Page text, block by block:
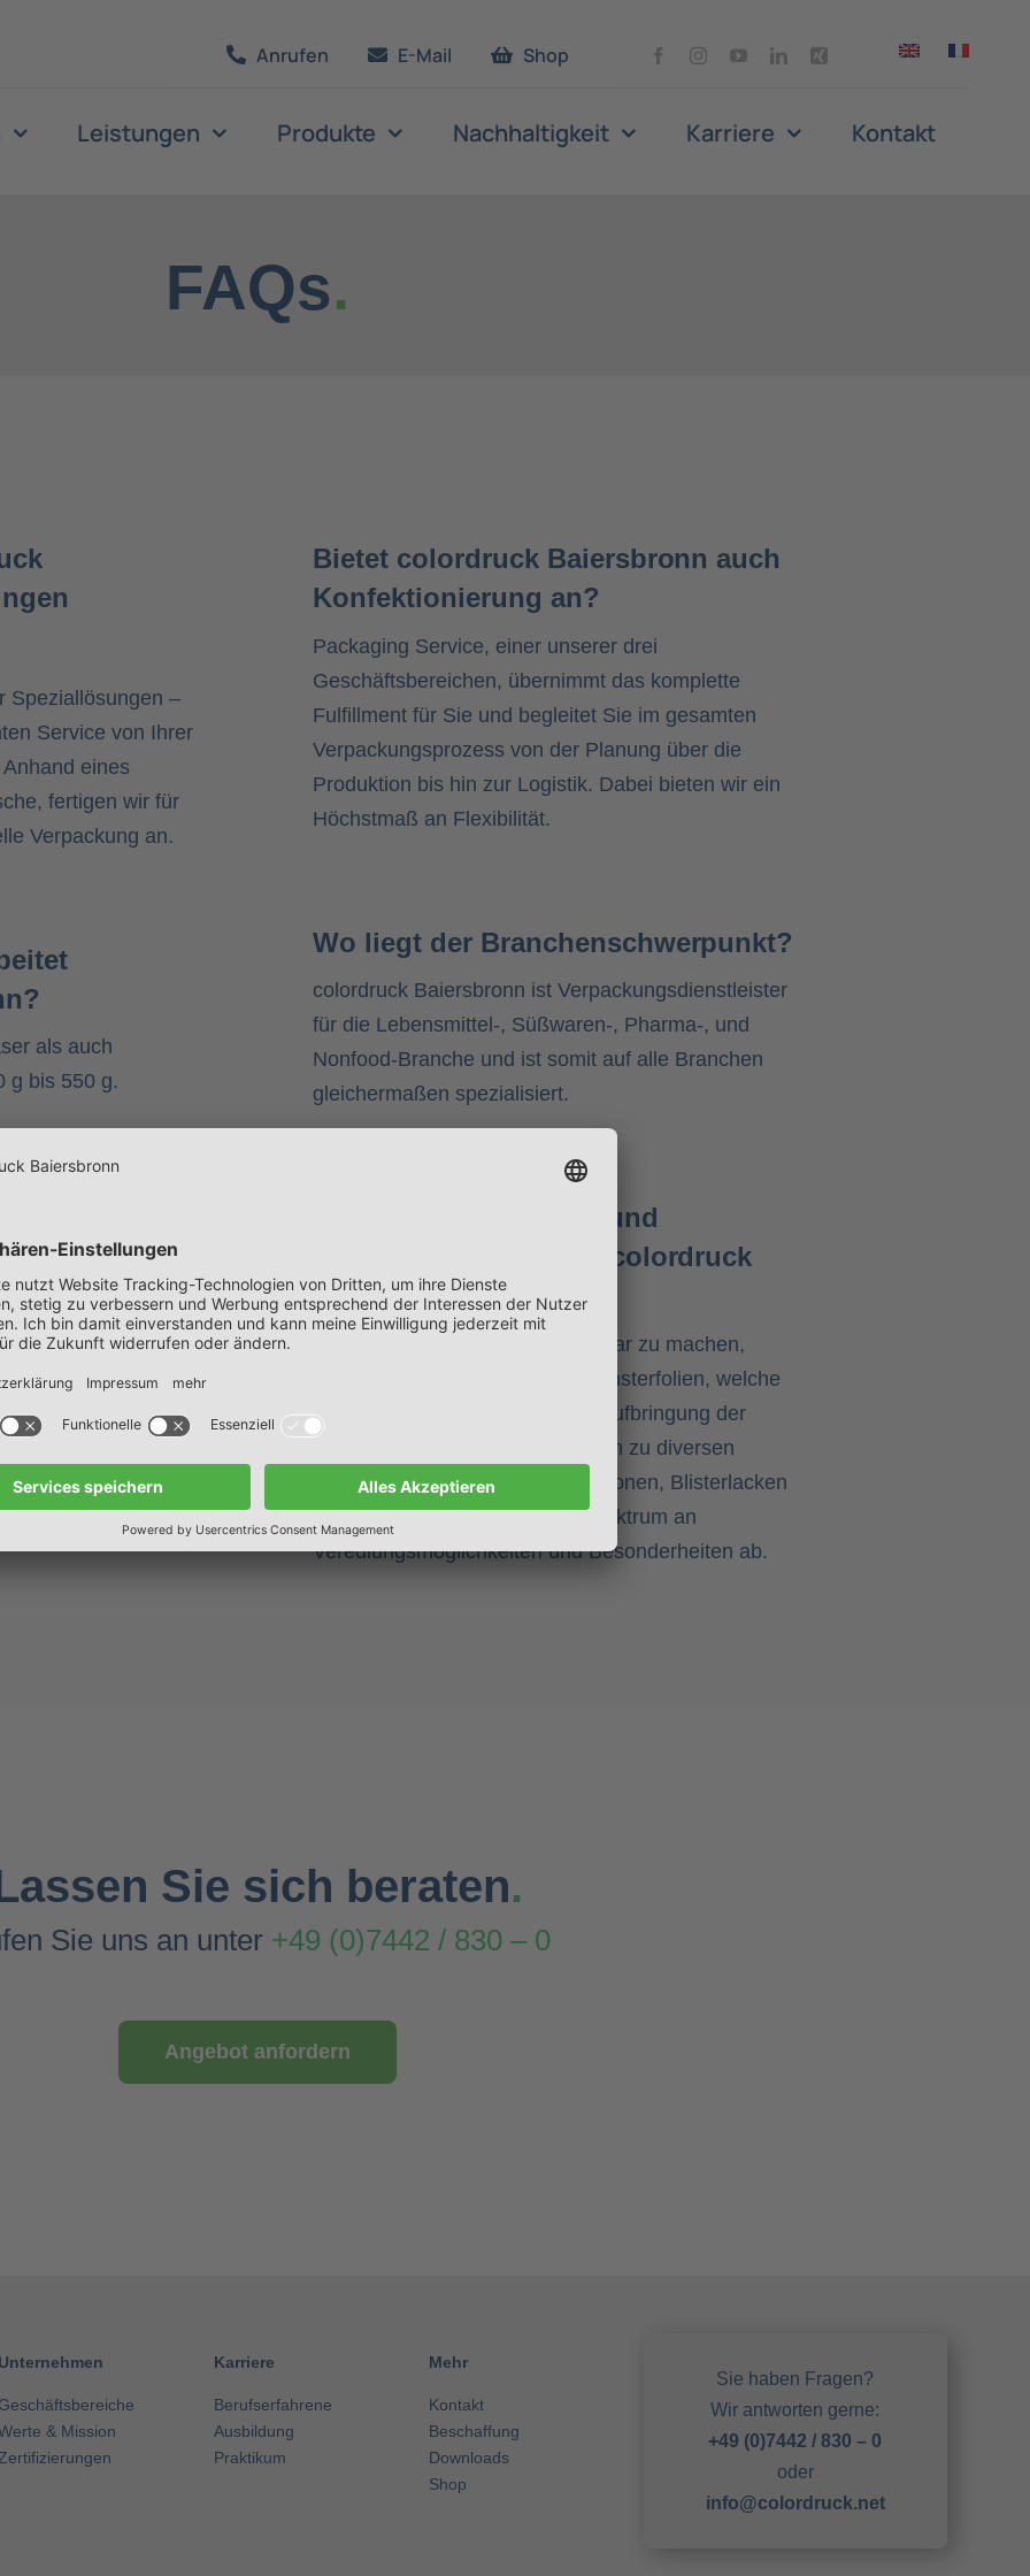
Anrufen E-Mail Shop
Leistungen Produkte Nachhaltigkeit Karriere Kontakt
FAQs.
Speziallösungen –
Service von Ihrer
eines
fertigen wir für
Verpackung an.
als auch
g bis 550 g.
bis in den
im Digital-
Ihnen die für
an die Hand.
Bietet colordruck Baiersbronn auch
Konfektionierung an?
Packaging Service, einer unserer drei
Geschäftsbereichen, übernimmt das komplette
Fulfillment für Sie und begleitet Sie im gesamten
Verpackungsprozess von der Planung über die
Produktion bis hin zur Logistik. Dabei bieten wir ein
Höchstmaß an Flexibilität.
Wo liegt der Branchenschwerpunkt?
colordruck Baiersbronn ist Verpackungsdienstleister
für die Lebensmittel-, Süßwaren-, Pharma-, und
Nonfood-Branche und ist somit auf alle Branchen
gleichermaßen spezialisiert.
Welche Veredelungen und
Besonderheiten bietet colordruck
Baiersbronn?
Um ihr Produkt von außen sichtbar zu machen,
bieten wir die Möglichkeit der Fensterfolien, welche
wir inhouse einkleben. Von der Aufbringung der
Heißfolien-Druckveredlung bis hin zu diversen
Lackarten wie UV-Lackkombinationen, Blisterlacken
u.v.m. decken wir ein breites Spektrum an
Veredlungsmöglichkeiten und Besonderheiten ab.
Sie sich beraten.
Sie uns an unter +49 (0)7442 / 830 – 0
Angebot anfordern
& Mission
Karriere
Berufserfahrene
Ausbildung
Praktikum
Mehr
Kontakt
Beschaffung
Downloads
Shop
Sie haben Fragen?
Wir antworten gerne:
+49 (0)7442 / 830 – 0
oder
info@colordruck.net